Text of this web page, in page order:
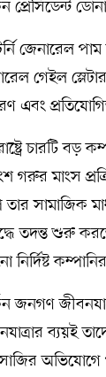
প্রেসিডেন্ট
জেনারেল
গেইল
এবং
চারটি
গরুর মাংস
তার সামাজিক
তদন্ত শুরু
নির্দিষ্ট
জনগণ
ব্যয়ই